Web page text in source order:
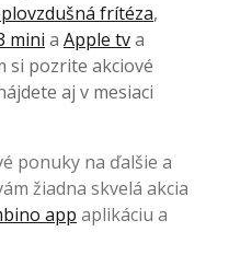
frítéza,
mini a Apple tva
si pozrite akciové
aj v mesiaci
ponuky na ďalšie a
žiadna skvelá akcia
app aplikáciu a